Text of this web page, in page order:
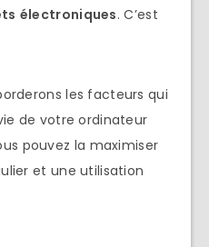
électroniques. C’est
les facteurs qui
de votre ordinateur
pouvez la maximiser
et une utilisation